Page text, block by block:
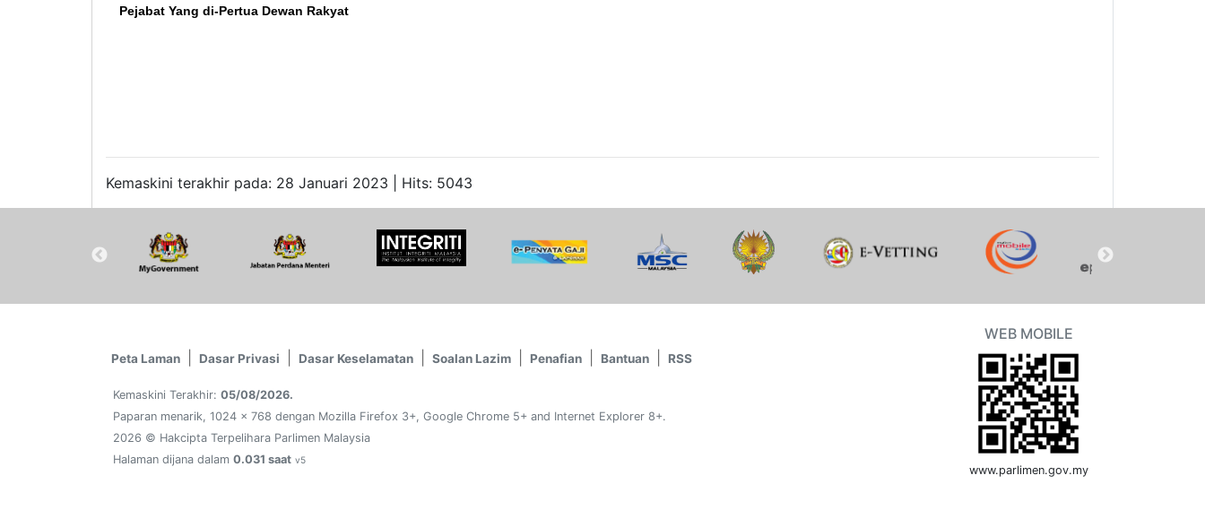
Pejabat Yang di-Pertua Dewan Rakyat
Kemaskini terakhir pada: 28 Januari 2023 | Hits: 5043
Peta Laman Dasar Privasi Dasar Keselamatan Soalan Lazim Penafian Bantuan RSS
Kemaskini Terakhir: 05/08/2026.
Paparan menarik, 1024 x 768 dengan Mozilla Firefox 3+, Google Chrome 5+ and Internet Explorer 8+.
2026 © Hakcipta Terpelihara Parlimen Malaysia
Halaman dijana dalam 0.031 saat v5
WEB MOBILE
www.parlimen.gov.my